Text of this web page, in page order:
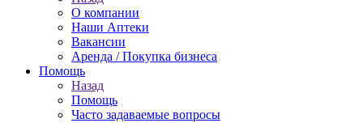
О компании
Наши Аптеки
Вакансии
Аренда / Покупка бизнеса
Помощь
Назад
Помощь
Часто задаваемые вопросы